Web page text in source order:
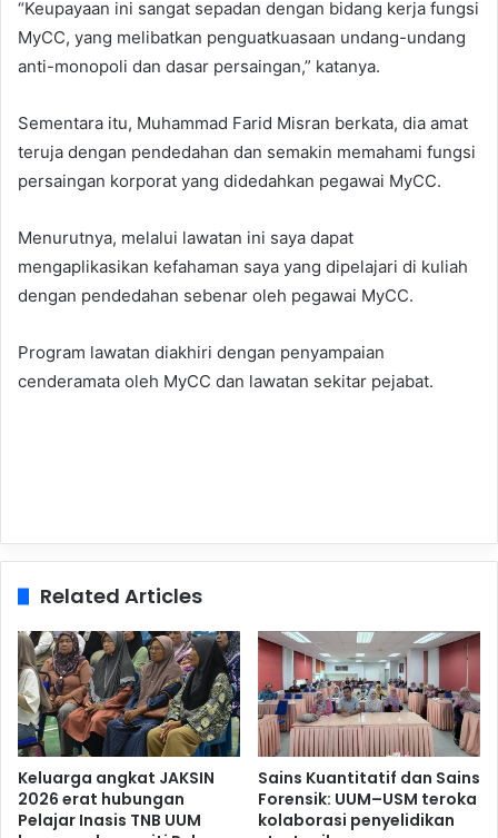
“Keupayaan ini sangat sepadan dengan bidang kerja fungsi
MyCC, yang melibatkan penguatkuasaan undang-undang
anti-monopoli dan dasar persaingan,” katanya.
Sementara itu, Muhammad Farid Misran berkata, dia amat
teruja dengan pendedahan dan semakin memahami fungsi
persaingan korporat yang didedahkan pegawai MyCC.
Menurutnya, melalui lawatan ini saya dapat
mengaplikasikan kefahaman saya yang dipelajari di kuliah
dengan pendedahan sebenar oleh pegawai MyCC.
Program lawatan diakhiri dengan penyampaian
cenderamata oleh MyCC dan lawatan sekitar pejabat.
Related Articles
Keluarga angkat JAKSIN
2026 erat hubungan
Pelajar Inasis TNB UUM
Sains Kuantitatif dan Sains
Forensik: UUM–USM teroka
kolaborasi penyelidikan